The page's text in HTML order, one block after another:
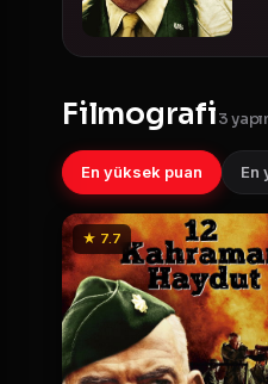
Filmografi3
En yüksek puan En
★ 7.7